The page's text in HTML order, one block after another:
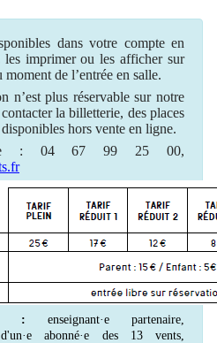
dans votre compte en
imprimer ou les afficher sur
de l’entrée en salle.
n’est plus réservablesur notre
la billetterie, des places
hors vente en ligne.
: 04 67 99 25 00,
: enseignant·e partenaire,
d'un·e abonné·e des 13 vents,